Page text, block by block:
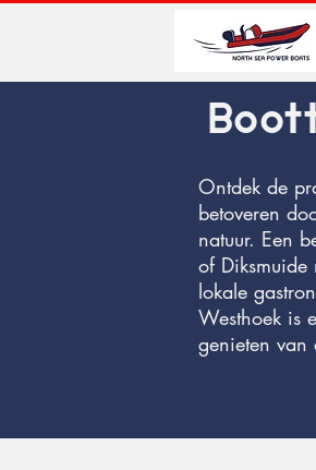
Ontdek de
betoveren
natuur. Een
of
lokale
Westhoek is
genieten van